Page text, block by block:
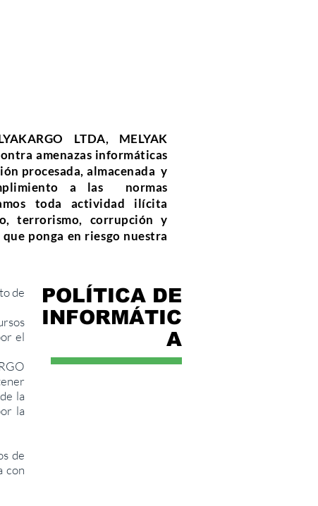
LTDA, MELYAK
amenazas informáticas
procesada, almacenada y
a las normas
toda actividad ilícita
terrorismo, corrupción y
ponga en riesgo nuestra
de
el
la
la
de
con
POLÍTICA DE
INFORMÁTIC
A